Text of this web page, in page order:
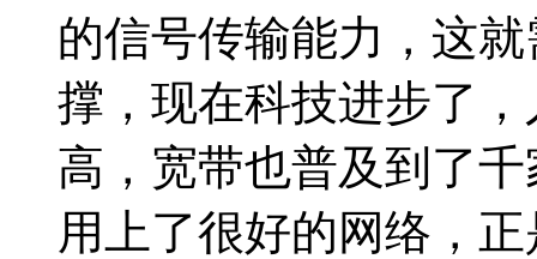
的信号传输能力，这
撑，现在科技进步了
高，宽带也普及到了
用上了很好的网络，